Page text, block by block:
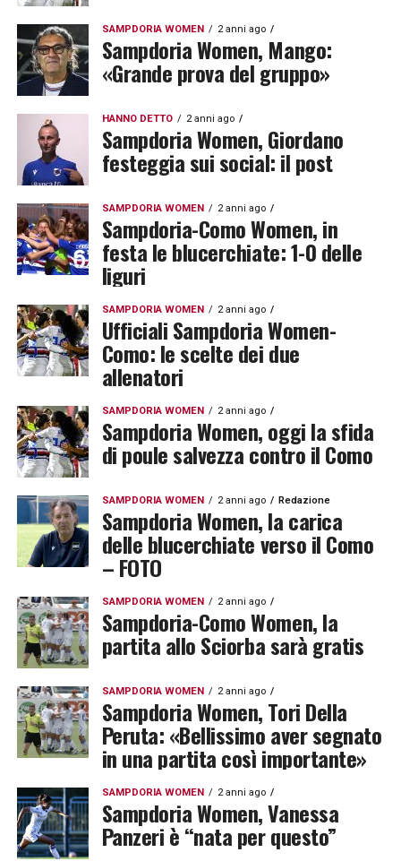
SAMPDORIA WOMEN 2 anni ago
Sampdoria Women, Mango:
«Grande prova del gruppo»
HANNO DETTO 2 anni ago
Sampdoria Women, Giordano
festeggia sui social: il post
SAMPDORIA WOMEN 2 anni ago
Sampdoria-Como Women, in
festa le blucerchiate: 1-0 delle
liguri
SAMPDORIA WOMEN 2 anni ago
Ufficiali Sampdoria Women-
Como: le scelte dei due
allenatori
SAMPDORIA WOMEN 2 anni ago
Sampdoria Women, oggi la sfida
di poule salvezza contro il Como
SAMPDORIA WOMEN 2 anni ago Redazione
Sampdoria Women, la carica
delle blucerchiate verso il Como
– FOTO
SAMPDORIA WOMEN 2 anni ago
Sampdoria-Como Women, la
partita allo Sciorba sarà gratis
SAMPDORIA WOMEN 2 anni ago
Sampdoria Women, Tori Della
Peruta: «Bellissimo aver segnato
in una partita così importante»
SAMPDORIA WOMEN 2 anni ago
Sampdoria Women, Vanessa
Panzeri è “nata per questo”